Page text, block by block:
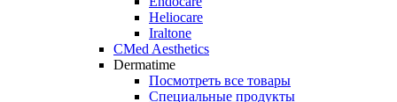
Heliocare
Iraltone
CMed Aesthetics
Dermatime
Посмотреть все товары
Специальные продукты